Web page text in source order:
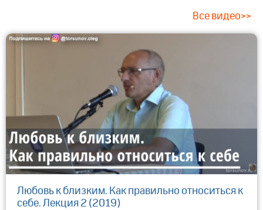
Все видео>>
Любовь к близким. Как правильно относиться к
себе. Лекция 2 (2019)